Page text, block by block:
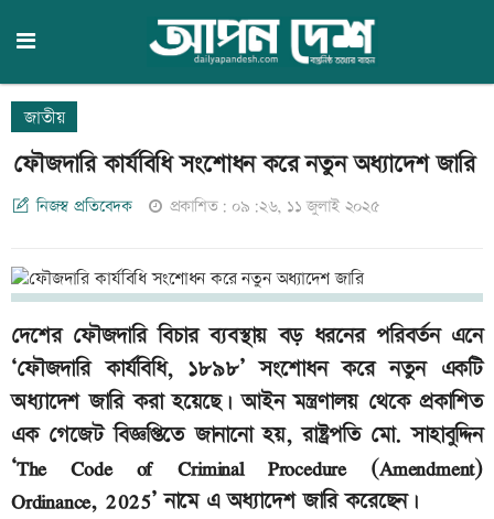
জাতীয়
ফৌজদারি কার্যবিধি সংশোধন করে নতুন অধ্যাদেশ জারি
নিজস্ব প্রতিবেদক প্রকাশিত: ০৯:২৬, ১১ জুলাই ২০২৫
দেশের ফৌজদারি বিচার ব্যবস্থায় বড় ধরনের পরিবর্তন এনে
‘ফৌজদারি কার্যবিধি, ১৮৯৮’ সংশোধন করে নতুন একটি
অধ্যাদেশ জারি করা হয়েছে। আইন মন্ত্রণালয় থেকে প্রকাশিত
এক গেজেট বিজ্ঞপ্তিতে জানানো হয়, রাষ্ট্রপতি মো. সাহাবুদ্দিন
‘The Code of Criminal Procedure (Amendment)
Ordinance, 2025’ নামে এ অধ্যাদেশ জারি করেছেন।